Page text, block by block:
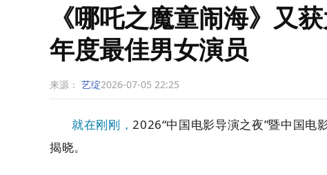
《哪吒之魔童闹海》又
年度最佳男女演员
来源： 艺绽2026-07-05 22:25
就在刚刚，2026“中国电影导演之夜”暨中国电
揭晓。